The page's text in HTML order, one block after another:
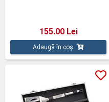
155.00 Lei
Adaugă în coș